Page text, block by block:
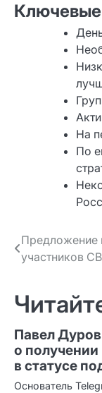
На
По
по записям
Предложение
участников
Павел
о получении
в статусе
Основатель